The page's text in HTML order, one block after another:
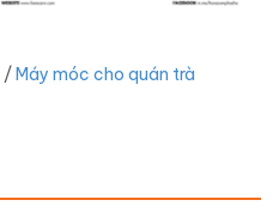
/Máy móc cho quán trà